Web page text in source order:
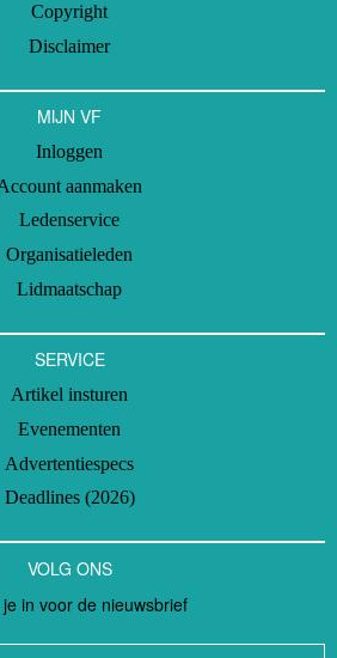
Copyright
Disclaimer
MIJN VF
Inloggen
aanmaken
Ledenservice
Organisatieleden
Lidmaatschap
SERVICE
Artikel insturen
Evenementen
Advertentiespecs
Deadlines (2026)
VOLG ONS
in voor de nieuwsbrief